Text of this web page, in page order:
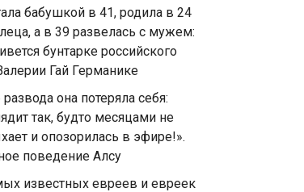
бабушкой в 41, родила в 24
а в 39 развелась с мужем:
бунтарке российского
Гай Германике
она потеряла себя:
так, будто месяцами не
и опозорилась в эфире!».
поведение Алсу
известных евреев и евреек